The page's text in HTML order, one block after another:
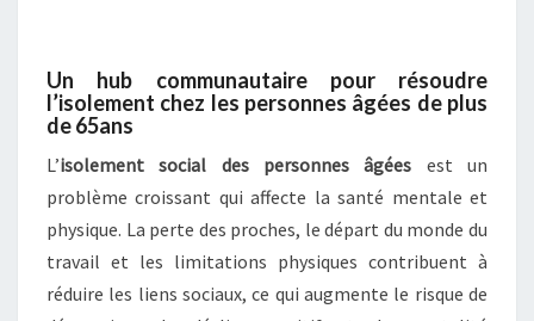
Un hub communautaire pour résoudre
l’isolement chez les personnes âgées de plus
de 65ans
L’isolement social des personnes âgées est un
problème croissant qui affecte la santé mentale et
physique. La perte des proches, le départ du monde du
travail et les limitations physiques contribuent à
réduire les liens sociaux, ce qui augmente le risque de